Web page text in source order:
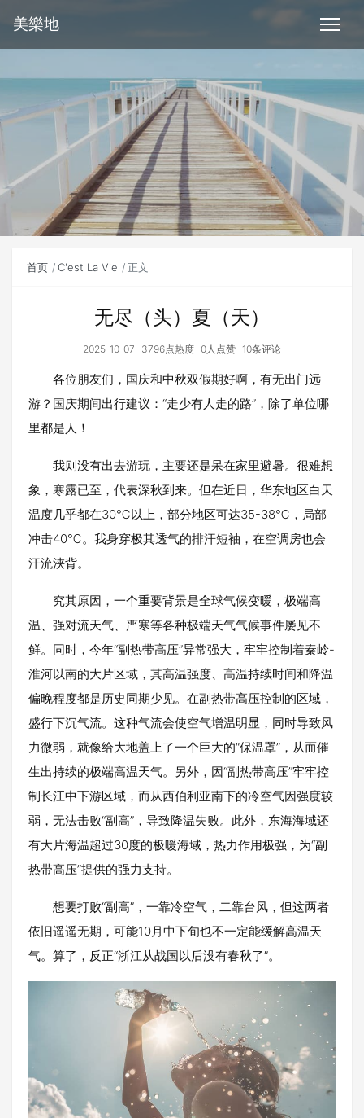
美樂地
首页 C'est La Vie 正文
无尽（头）夏（天）
2025-10-07 3796点热度 0人点赞 10条评论
各位朋友们，国庆和中秋双假期好啊，有无出门远
游？国庆期间出行建议：“走少有人走的路”，除了单位哪
里都是人！
我则没有出去游玩，主要还是呆在家里避暑。很难想
象，寒露已至，代表深秋到来。但在近日，华东地区白天
温度几乎都在30℃以上，部分地区可达35-38℃，局部
冲击40℃。我身穿极其透气的排汗短袖，在空调房也会
汗流浃背。
究其原因，一个重要背景是全球气候变暖，极端高
温、强对流天气、严寒等各种极端天气气候事件屡见不
鲜。同时，今年“副热带高压”异常强大，牢牢控制着秦岭-
淮河以南的大片区域，其高温强度、高温持续时间和降温
偏晚程度都是历史同期少见。在副热带高压控制的区域，
盛行下沉气流。这种气流会使空气增温明显，同时导致风
力微弱，就像给大地盖上了一个巨大的“保温罩”，从而催
生出持续的极端高温天气。另外，因“副热带高压”牢牢控
制长江中下游区域，而从西伯利亚南下的冷空气因强度较
弱，无法击败“副高”，导致降温失败。此外，东海海域还
有大片海温超过30度的极暖海域，热力作用极强，为“副
热带高压”提供的强力支持。
想要打败“副高”，一靠冷空气，二靠台风，但这两者
依旧遥遥无期，可能10月中下旬也不一定能缓解高温天
气。算了，反正“浙江从战国以后没有春秋了”。